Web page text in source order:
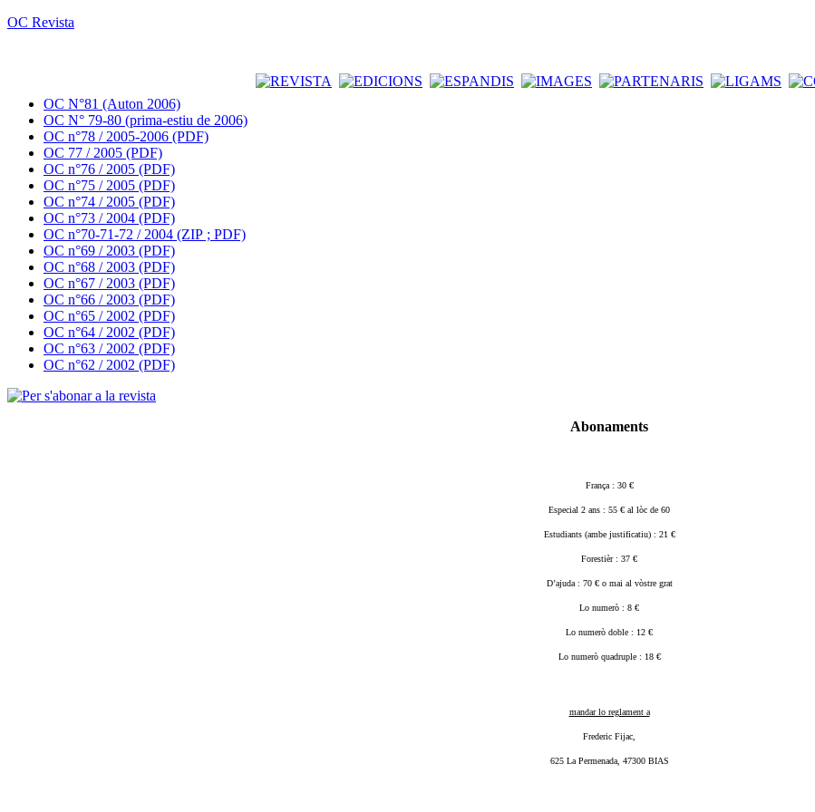
OC Revista
OC N°81 (Auton 2006)
OC N° 79-80 (prima-estiu de 2006)
OC n°78 / 2005-2006 (PDF)
OC 77 / 2005 (PDF)
OC n°76 / 2005 (PDF)
OC n°75 / 2005 (PDF)
OC n°74 / 2005 (PDF)
OC n°73 / 2004 (PDF)
OC n°70-71-72 / 2004 (ZIP ; PDF)
OC n°69 / 2003 (PDF)
OC n°68 / 2003 (PDF)
OC n°67 / 2003 (PDF)
OC n°66 / 2003 (PDF)
OC n°65 / 2002 (PDF)
OC n°64 / 2002 (PDF)
OC n°63 / 2002 (PDF)
OC n°62 / 2002 (PDF)
Abonaments
França : 30 €
Especial 2 ans : 55 € al lòc de 60
Estudiants (ambe justificatiu) : 21 €
Forestièr : 37 €
D’ajuda : 70 € o mai al vòstre grat
Lo numerò : 8 €
Lo numerò doble : 12 €
Lo numerò quadruple : 18 €
mandar lo reglament a
Frederic Fijac,
625 La Permenada, 47300 BIAS